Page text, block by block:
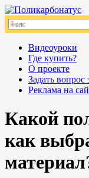
Видеоуроки
Где купить?
О проекте
Задать вопрос
Реклама на
Какой
как